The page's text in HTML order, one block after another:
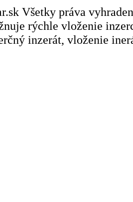
Všetky práva
rýchle vloženie
inzerát, vloženie